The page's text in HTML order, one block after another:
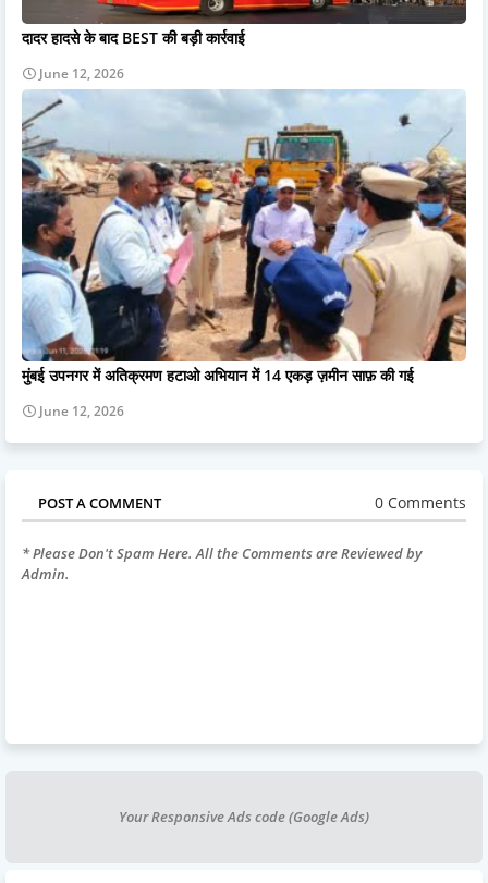
दादर हादसे के बाद BEST की बड़ी कार्रवाई
June 12, 2026
मुंबई उपनगर में अतिक्रमण हटाओ अभियान में 14 एकड़ ज़मीन साफ़ की गई
June 12, 2026
POST A COMMENT 0 Comments
* Please Don't Spam Here. All the Comments are Reviewed by
Admin.
Your Responsive Ads code (Google Ads)